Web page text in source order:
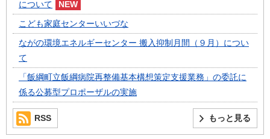
について
こども家庭センターいいづな
ながの環境エネルギーセンター 搬入抑制月間（９月）につい
て
「飯綱町立飯綱病院再整備基本構想策定支援業務」の委託に
係る公募型プロポーザルの実施
もっと見る
RSS